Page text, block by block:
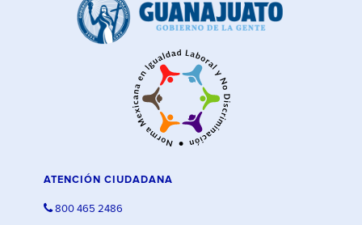
ATENCIÓN CIUDADANA
800 465 2486